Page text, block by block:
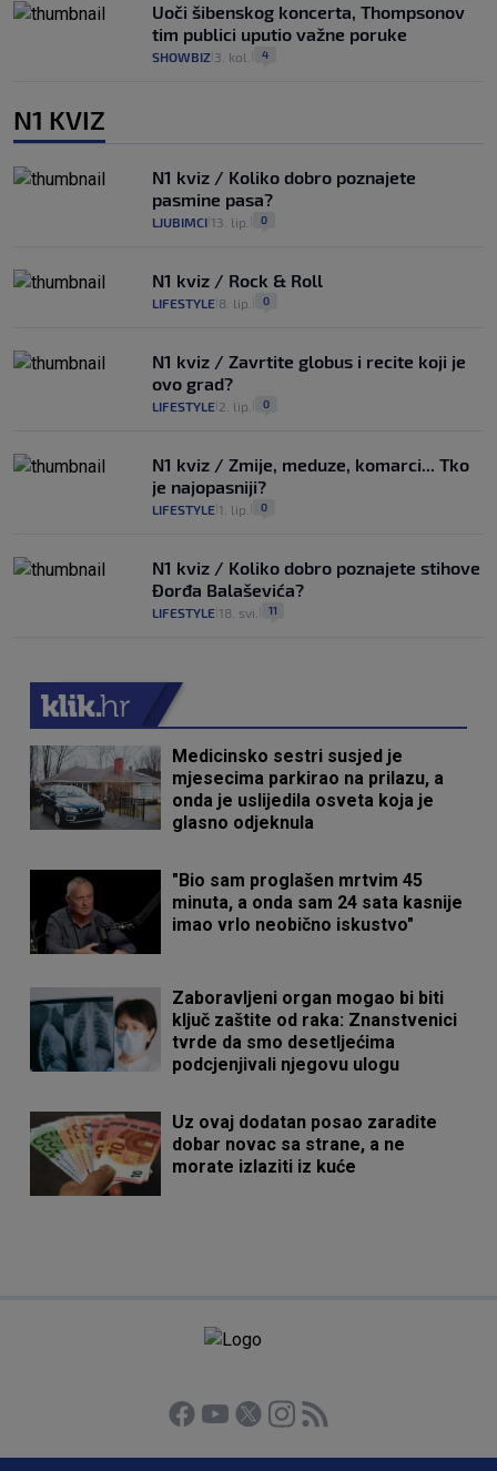
Uoči šibenskog koncerta, Thompsonov
tim publici uputio važne poruke
SHOWBIZ 3. kol. 4
N1 KVIZ
N1 kviz / Koliko dobro poznajete
pasmine pasa?
LJUBIMCI 13. lip. 0
N1 kviz / Rock & Roll
LIFESTYLE 8. lip. 0
N1 kviz / Zavrtite globus i recite koji je
ovo grad?
LIFESTYLE 2. lip. 0
N1 kviz / Zmije, meduze, komarci... Tko
je najopasniji?
LIFESTYLE 1. lip. 0
N1 kviz / Koliko dobro poznajete stihove
Đorđa Balaševića?
LIFESTYLE 18. svi. 11
Medicinsko sestri susjed je
mjesecima parkirao na prilazu, a
onda je uslijedila osveta koja je
glasno odjeknula
"Bio sam proglašen mrtvim 45
minuta, a onda sam 24 sata kasnije
imao vrlo neobično iskustvo"
Zaboravljeni organ mogao bi biti
ključ zaštite od raka: Znanstvenici
tvrde da smo desetljećima
podcjenjivali njegovu ulogu
Uz ovaj dodatan posao zaradite
dobar novac sa strane, a ne
morate izlaziti iz kuće